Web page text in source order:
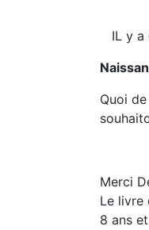
IL y a
Quoi
Merci
Le livre
8 ans